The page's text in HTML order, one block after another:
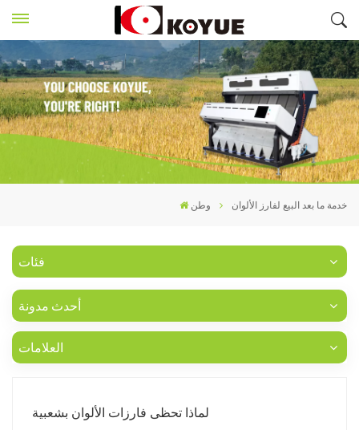
وطن خدمة ما بعد البيع لفارز الألوان
فئات
أحدث مدونة
العلامات
لماذا تحظى فارزات الألوان بشعبية